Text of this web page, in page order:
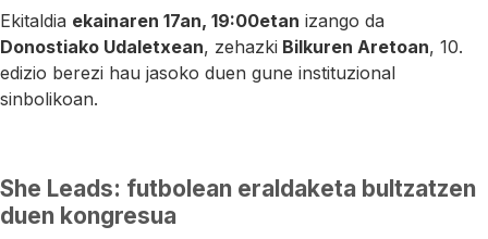
Ekitaldia ekainaren 17an, 19:00etan izango da
Donostiako Udaletxean, zehazki Bilkuren Aretoan, 10.
edizio berezi hau jasoko duen gune instituzional
sinbolikoan.
She Leads: futbolean eraldaketa bultzatzen
duen kongresua